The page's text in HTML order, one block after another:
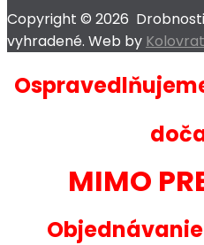
Copyright © 2026
vyhradené. Web by
MIMO